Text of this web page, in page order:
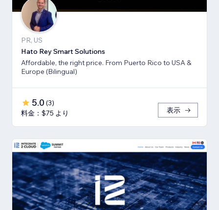
PR, US
Hato Rey Smart Solutions
Affordable, the right price. From Puerto Rico to USA &
Europe (Bilingual)
5.0 (3)
料金：$75 より
表示